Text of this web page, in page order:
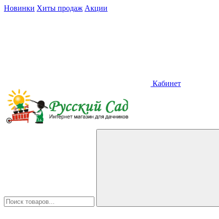
Новинки Хиты продаж Акции
Кабинет